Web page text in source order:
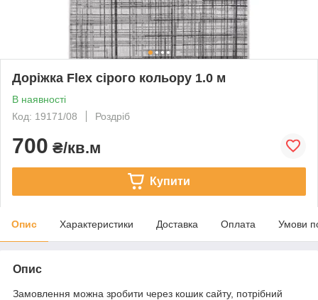
Доріжка Flex сірого кольору 1.0 м
В наявності
Код: 19171/08
Роздріб
700 ₴/кв.м
Купити
Опис Характеристики Доставка Оплата Умови
Опис
Замовлення можна зробити через кошик сайту, потрібний